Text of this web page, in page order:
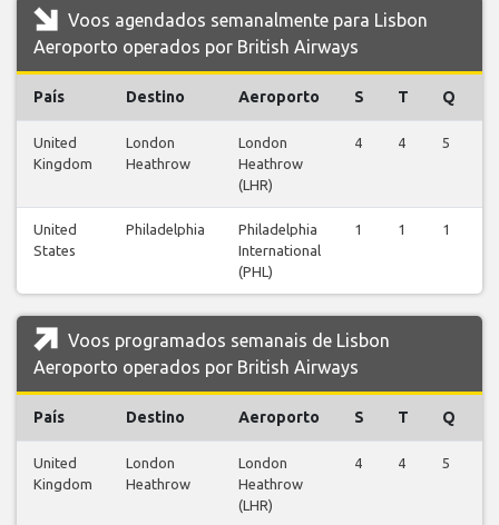
Voos agendados semanalmente para Lisbon
Aeroporto operados por British Airways
País Destino Aeroporto S T Q
United
Kingdom
London
Heathrow
London
Heathrow
(LHR)
4 4 5
United
States
Philadelphia
Philadelphia
International
(PHL)
1 1 1
Voos programados semanais de Lisbon
Aeroporto operados por British Airways
País Destino Aeroporto S T Q
United
Kingdom
London
Heathrow
London
Heathrow
(LHR)
4 4 5